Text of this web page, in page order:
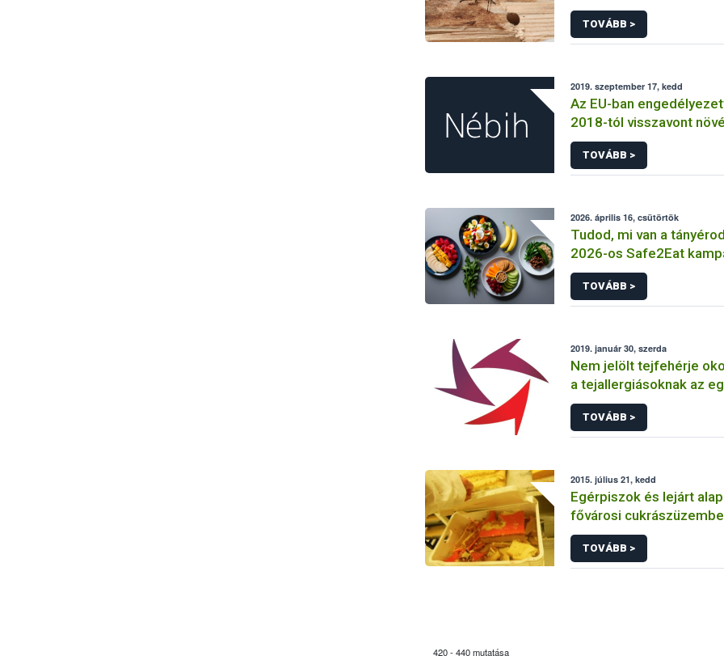
védekezés lehetőségei
TOVÁBB >
2019. szeptember 17, kedd
Az EU-ban
2018-tól visszavont
hatóanyagok
TOVÁBB >
2026. április 16, csütörtök
Tudod, mi van a
2026-os Safe2Eat
TOVÁBB >
2019. január 30, szerda
Nem jelölt tejfehérje
a tejallergiásoknak az
jégkrémben
TOVÁBB >
2015. július 21, kedd
Egérpiszok és lejárt
fővárosi
TOVÁBB >
420 - 440 mutatása